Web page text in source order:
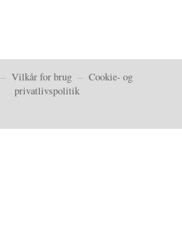
–Vilkår for brug –Cookie- og
privatlivspolitik